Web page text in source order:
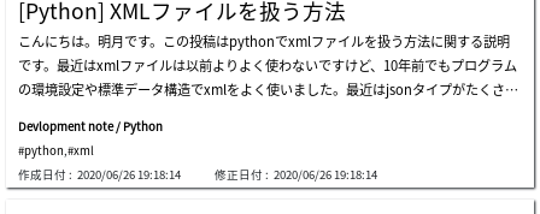
ーが発生しました。調べるとiniファイルでセッションとキー単位で同じキーがあり
ます。実際iniでセッションかつキーはユニックなのでデータが複数にあることは存
在しません。でも、php.iniでは使います。インタネットを調べると私と同じ問題で
解決したことがあります。link - https://stackoverflow.com/questions/15848674結
果はコメントが削除されてiniが新しく作成されました。でも重複されたextensionの
キーでは可笑しく入力されています。コメントが除いたiniファイルが生成されまし
た。ここまでpythonでini(環境設定ファイル)を扱う方法に関する説明でした
層的表現も可能するので様々な活用度もたくさん高いタイプです。それならjsonデー
タを出力しましょう。ディクショナリタイプがjsonタイプなのでpythonのデータが
そのままメモ帳に出力されました。今回はjsonタイプでデータを読み込んでpython
のディクショナリタイプに変換しましょう。結果をみればファイルのstrデータを確
実に読み込みました。jsonタイプはphpのcomposerかnode.jsなどでよく使うデー
タタイプです。pythonを利用すれば環境ファイル設定が可能です。ここまでpython
でjsonを扱う方法に関する説明でした。ご不明なところや間違いところがあればコメ
ントしてください。
[Python] XMLファイルを扱う方法
こんにちは。明月です。この投稿はpythonでxmlファイルを扱う方法に関する説明
です。最近はxmlファイルは以前よりよく使わないですけど、10年前でもプログラム
の環境設定や標準データ構造でxmlをよく使いました。最近はjsonタイプがたくさん
れられる構造なのでデータを表現することではすごくいい構造です。例えば、コンパ
イル言語でクラスをデータとして作ると思えば、最初のタグをクラス名に作成し、派
生タグに変数の値を格納できます。派生タグのアトリビュートを利用して変数のデー
Devlopment note / Python
#python,#xml
作成日付 : 2020/06/26 19:18:14 修正日付 : 2020/06/26 19:18:14